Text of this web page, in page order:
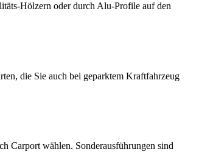
Hölzern oder durch Alu-Profile auf den
die Sie auch bei geparktem Kraftfahrzeug
Carport wählen. Sonderausführungen sind